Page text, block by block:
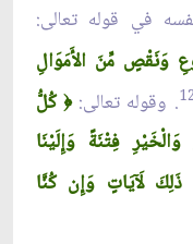
وَنَقْصٍ مِّنَ الأَمَوَالِ
. وقوله تعالى:﴿ كُلُّ
فِتْنَةً وَإِلَيْنَا
لَآيَاتٍ وَإِن كُنَّا